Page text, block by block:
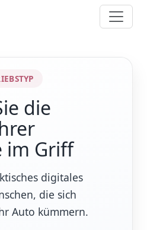
die
im Griff
digitales
die sich
Auto kümmern.